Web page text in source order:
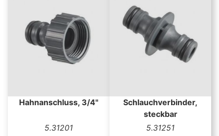
Hahnanschluss, 3/4"
5.31201
Schlauchverbinder,
steckbar
5.31251